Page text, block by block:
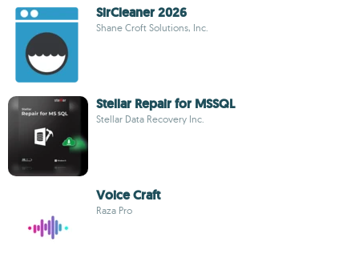
SirCleaner 2026
Shane Croft Solutions, Inc.
Stellar Repair for MSSQL
Stellar Data Recovery Inc.
Voice Craft
Raza Pro